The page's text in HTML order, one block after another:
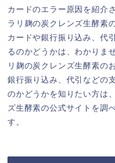
カードのエラー原因を紹介
ラリ麹の炭クレンズ生酵素
カードや銀行振り込み、代
るのかどうかは、わかりま
リ麹の炭クレンズ生酵素の
銀行振り込み、代引などの
のかどうかを知りたい方は
ズ生酵素の公式サイトを調
す。